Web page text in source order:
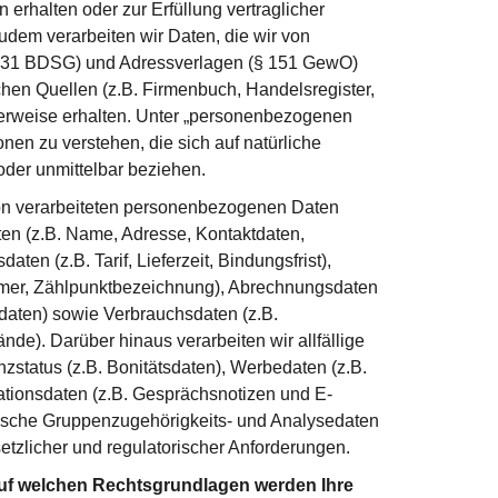
erhalten oder zur Erfüllung vertraglicher
verarbeiten wir Daten, die wir von
BDSG) und Adressverlagen (§ 151 GewO)
Quellen (z.B. Firmenbuch, Handelsregister,
erhalten. Unter „personenbezogenen
zu verstehen, die sich auf natürliche
unmittelbar beziehen.
verarbeiteten personenbezogenen Daten
(z.B. Name, Adresse, Kontaktdaten,
(z.B. Tarif, Lieferzeit, Bindungsfrist),
Zählpunktbezeichnung), Abrechnungsdaten
sowie Verbrauchsdaten (z.B.
Darüber hinaus verarbeiten wir allfällige
(z.B. Bonitätsdaten), Werbedaten (z.B.
(z.B. Gesprächsnotizen und E-
Gruppenzugehörigkeits- und Analysedaten
und regulatorischer Anforderungen.
welchen Rechtsgrundlagen werden Ihre